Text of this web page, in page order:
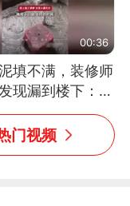
00:36
填不满，装修师
现漏到楼下：出
伸到外墙
门视频